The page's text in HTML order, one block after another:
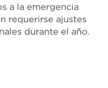
a la emergencia
requerirse ajustes
durante el año.